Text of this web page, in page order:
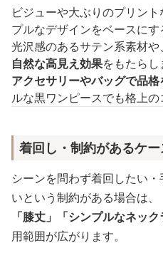
ビジューや大ぶりのプリント
プルなデザインをベースにす
光沢感のあるサテン系素材
自然な高見え効果をもたらし
アクセサリーやバッグで品格
ルな黒ワンピースでも格上の
着回し・制約があるケ
シーンを問わず着回したい
いという制約がある場合は、
「膝丈」「シンプルなネック
用範囲が広がります。